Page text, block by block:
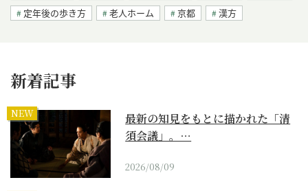
定年後の歩き方
老人ホーム 京都 漢方
新着記事
NEW
最新の知見をもとに描かれた「清
須会議」。…
2026/08/09